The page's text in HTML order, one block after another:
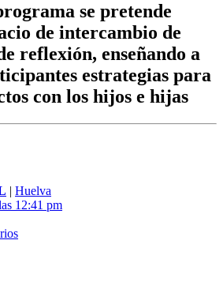
se pretende
de intercambio de
reflexión, enseñando a
estrategias para
con los hijos e hijas
| Huelva
12:41 pm